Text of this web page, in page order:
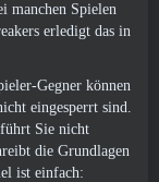
manchen Spielen
erledigt das in
Gegner können
eingesperrt sind.
Sie nicht
die Grundlagen
ist einfach: